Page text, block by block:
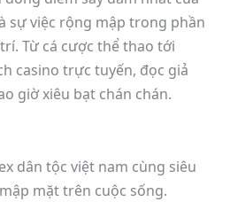
sự việc rộng mập trong phần
Từ cá cược thể thao tới
casino trực tuyến, đọc giả
giờ xiêu bạt chán chán.
dân tộc việt nam cùng siêu
mặt trên cuộc sống.